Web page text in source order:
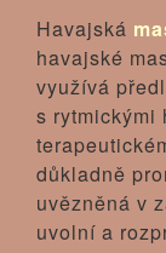
Havajská
havajské
využívá
s rytmickými
důkladně
uvězněná v
uvolní a